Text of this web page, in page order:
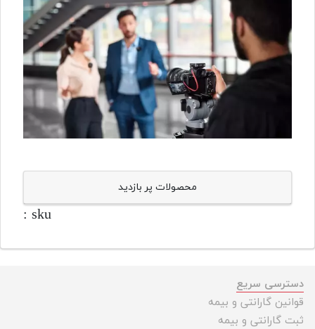
محصولات پر بازدید
sku :
دسترسی سریع
قوانین گارانتی و بیمه
ثبت گارانتی و بیمه